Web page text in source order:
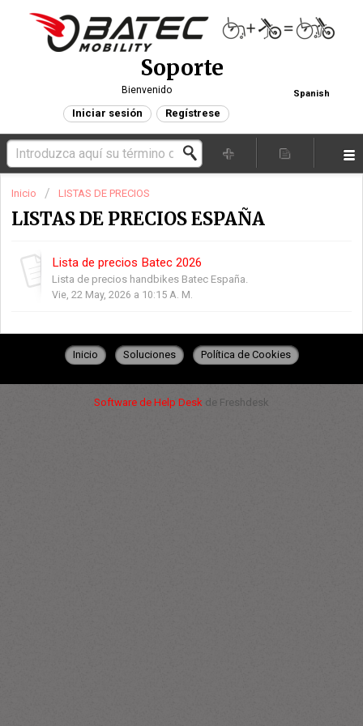
Soporte
Spanish
Bienvenido
Iniciar sesión Regístrese
Inicio LISTAS DE PRECIOS
LISTAS DE PRECIOS ESPAÑA
Lista de precios Batec 2026
Lista de precios handbikes Batec España.
Vie, 22 May, 2026 a 10:15 A. M.
Inicio Soluciones Política de Cookies
Software de Help Desk de Freshdesk